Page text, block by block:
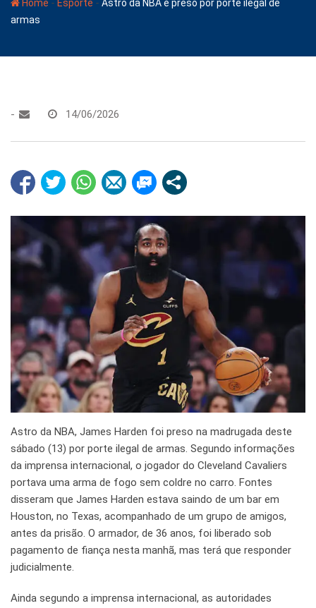
Home - Esporte - Astro da NBA é preso por porte ilegal de
armas
- 14/06/2026
Astro da NBA, James Harden foi preso na madrugada deste
sábado (13) por porte ilegal de armas. Segundo informações
da imprensa internacional, o jogador do Cleveland Cavaliers
portava uma arma de fogo sem coldre no carro. Fontes
disseram que James Harden estava saindo de um bar em
Houston, no Texas, acompanhado de um grupo de amigos,
antes da prisão. O armador, de 36 anos, foi liberado sob
pagamento de fiança nesta manhã, mas terá que responder
judicialmente.
Ainda segundo a imprensa internacional, as autoridades